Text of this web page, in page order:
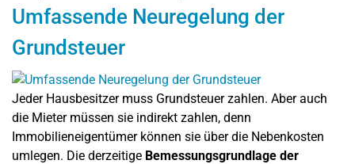
Umfassende Neuregelung der
Grundsteuer
Jeder Hausbesitzer muss Grundsteuer zahlen. Aber auch
die Mieter müssen sie indirekt zahlen, denn
Immobilieneigentümer können sie über die Nebenkosten
umlegen. Die derzeitige Bemessungsgrundlage der